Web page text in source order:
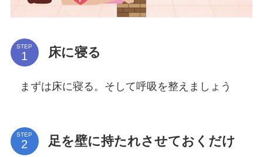
STEP 床に寝る
まずは床に寝る。そして呼吸を整えましょう
STEP 足を壁に持たれさせておくだけ